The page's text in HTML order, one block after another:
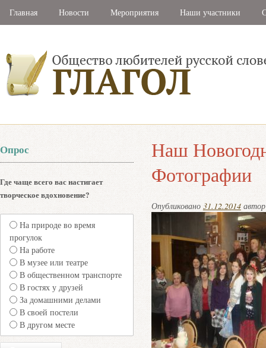
Главная Новости Мероприятия Наши участники
Наш
Фотографии
Опубликовано 31.12.2014
Опрос
Где чаще всего вас настигает
творческое вдохновение?
На природе во время
прогулок
На работе
В музее или театре
В общественном транспорте
В гостях у друзей
За домашними делами
В своей постели
В другом месте